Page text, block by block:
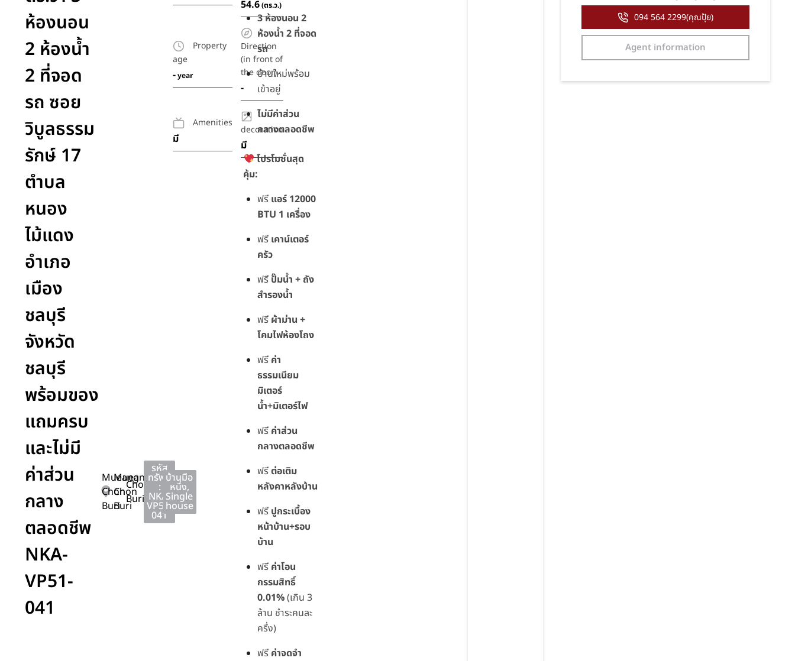
ห้องนอน
2 ห้องน้ำ
2 ที่จอด
รถ ซอย
วิบูลธรรม
รักษ์ 17
ตำบล
หนอง
ไม้แดง
อำเภอ
เมือง
ชลบุรี
จังหวัด
ชลบุรี
พร้อมของ
แถมครบ
และไม่มี
ค่าส่วน
กลาง
ตลอดชีพ
NKA-
VP51-
041
Mueang
Chon
Buri
Mueang
Chon
Buri
Chon
Buri
รหัส
ทรัพย์
:
NKA-
VP51-
041
บ้านมือ
หนึ่ง,
Single
house
54.6(ตร.ว.)
Property
age
-year
Direction
(in front of
the door)
-
Amenities
มี
decoration
มี
3 ห้องนอน 2
ห้องน้ำ 2 ที่จอด
รถ
บ้านใหม่พร้อม
เข้าอยู่
ไม่มีค่าส่วน
กลางตลอดชีพ
โปรโมชั่นสุด
คุ้ม:
ฟรี แอร์ 12000
BTU 1 เครื่อง
ฟรี เคาน์เตอร์
ครัว
ฟรี ปั๊มน้ำ + ถัง
สำรองน้ำ
ฟรี ผ้าม่าน +
โคมไฟห้องโถง
ฟรี ค่า
ธรรมเนียม
มิเตอร์
น้ำ+มิเตอร์ไฟ
ฟรี ค่าส่วน
กลางตลอดชีพ
ฟรีต่อเติม
หลังคาหลังบ้าน
ฟรี ปูกระเบื้อง
หน้าบ้าน+รอบ
บ้าน
ฟรี ค่าโอน
กรรมสิทธิ์
0.01%(เกิน 3
ล้าน ชำระคนละ
ครึ่ง)
ฟรี ค่าจดจำ
094 564 2299(คุณปุ้ย)
Agent information